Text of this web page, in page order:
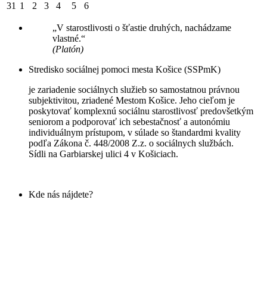
31 1 2 3 4 5 6
„V starostlivosti o šťastie druhých, nachádzame
vlastné.“
(Platón)
Stredisko sociálnej pomoci mesta Košice (SSPmK)
je zariadenie sociálnych služieb so samostatnou právnou
subjektivitou, zriadené Mestom Košice. Jeho cieľom je
poskytovať komplexnú sociálnu starostlivosť predovšetkým
seniorom a podporovať ich sebestačnosť a autonómiu
individuálnym prístupom, v súlade so štandardmi kvality
podľa Zákona č. 448/2008 Z.z. o sociálnych službách.
Sídli na Garbiarskej ulici 4 v Košiciach.
Kde nás nájdete?